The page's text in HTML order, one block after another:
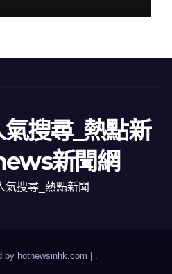
搜尋_熱點新
新聞網
氣搜尋_熱點新聞
by hotnewsinhk.com .